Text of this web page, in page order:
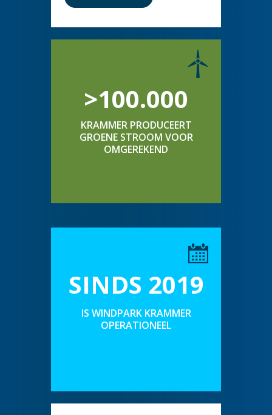
>100.000
KRAMMER PRODUCEERT
GROENE STROOM VOOR
OMGEREKEND
SINDS 2019
IS WINDPARK KRAMMER
OPERATIONEEL